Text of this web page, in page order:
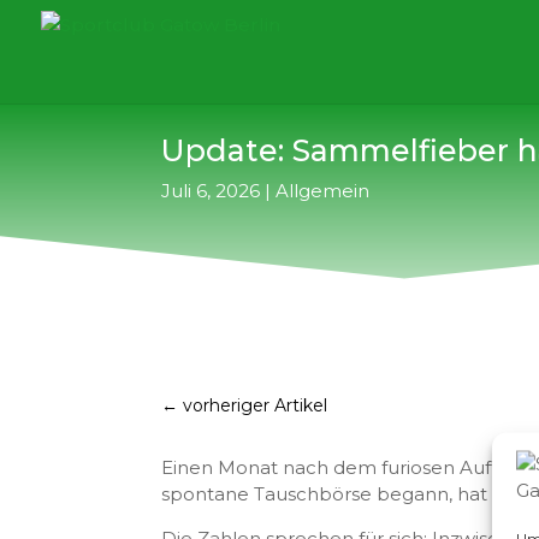
Update: Sammelfieber
Juli 6, 2026 |Allgemein
←vorheriger Artikel
Einen Monat nach dem furiosen Auftakt
spontane Tauschbörse begann, hat sich